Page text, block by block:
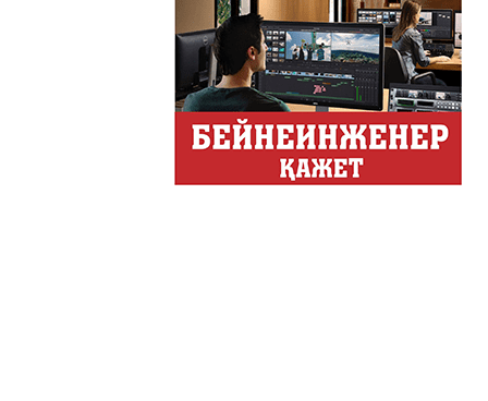
Программа «Только
неделе в ...
Твое Утро
Твое Утро
Декоративные